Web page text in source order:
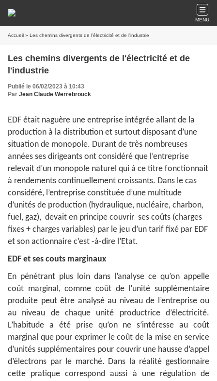
MENU
Accueil » Les chemins divergents de l'électricité et de l'industrie
Les chemins divergents de l'électricité et de
l'industrie
Publié le 06/02/2023 à 10:43
Par Jean Claude Werrebrouck
EDF était naguère une entreprise intégrée allant de la
production à la distribution et surtout disposant d’une
situation de monopole. Durant de très nombreuses
années ses dirigeants ont considéré que l’entreprise
relevait d’un monopole naturel qui à ce titre fonctionnait
à rendements continuellement croissants. Dans le cas
considéré, l’entreprise constituée d’une multitude
d’unités de production (hydraulique, nucléaire, charbon,
fuel, gaz), devait en principe couvrir ses coûts (charges
fixes + charges variables) par le jeu d’un tarif fixé par EDF
et son actionnaire c’est -à-dire l’Etat.
EDF et ses couts marginaux
En pénétrant plus loin dans l’analyse ce qu’on appelle
coût marginal, comme coût de l’unité supplémentaire
produite peut être analysé au niveau de l’entreprise ou
au niveau de chaque unité productrice d’électricité.
L’habitude a été prise qu’on ne s’intéresse au coût
marginal que pour exprimer le coût de la mise en service
d’unités supplémentaires pour couvrir une hausse d’appel
d’électrons par le marché. Dans la réalité gestionnaire
cette pratique correspond aussi à une régulation de